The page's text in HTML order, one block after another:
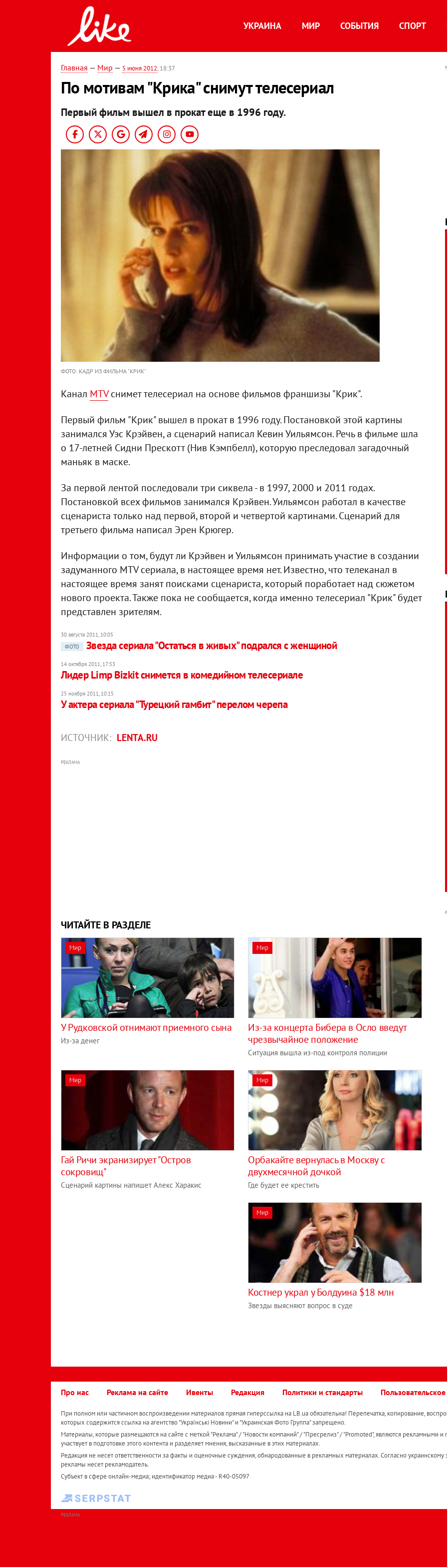
УКРАИНА МИР СОБЫТИЯ СПОРТ
Главная — Мир — 5 июня 2012, 18:37
По мотивам "Крика" снимут телесериал
Первый фильм вышел в прокат еще в 1996 году.
ФОТО: КАДР ИЗ ФИЛЬМА "КРИК"
Канал MTVснимет телесериал на основе фильмов франшизы "Крик".
Первый фильм "Крик" вышел в прокат в 1996 году. Постановкой этой картины
занимался Уэс Крэйвен, а сценарий написал Кевин Уильямсон. Речь в фильме шла
о 17-летней Сидни Прескотт (Нив Кэмпбелл), которую преследовал загадочный
маньяк в маске.
За первой лентой последовали три сиквела - в 1997, 2000 и 2011 годах.
Постановкой всех фильмов занимался Крэйвен. Уильямсон работал в качестве
сценариста только над первой, второй и четвертой картинами. Сценарий для
третьего фильма написал Эрен Крюгер.
Информации о том, будут ли Крэйвен и Уильямсон принимать участие в создании
задуманного MTV сериала, в настоящее время нет. Известно, что телеканал в
настоящее время занят поисками сценариста, который поработает над сюжетом
нового проекта. Также пока не сообщается, когда именно телесериал "Крик" будет
представлен зрителям.
30 августа 2011, 10:05
ФОТО
Звезда сериала "Остаться в живых" подрался с женщиной
14 октября 2011, 17:53
Лидер Limp Bizkit снимется в комедийном телесериале
25 ноября 2011, 10:15
У актера сериала "Турецкий гамбит" перелом черепа
ИСТОЧНИК: LENTA.RU
РЕКЛАМА
ЧИТАЙТЕ В РАЗДЕЛЕ
Мир
У Рудковской отнимают приемного сына
Из-за денег
Мир
Из-за концерта Бибера в Осло введут
чрезвычайное положение
Ситуация вышла из-под контроля полиции
Мир
Гай Ричи экранизирует "Остров
сокровищ"
Сценарий картины напишет Алекс Харакис
Мир
Орбакайте вернулась в Москву с
двухмесячной дочкой
Где будет ее крестить
Мир
Костнер украл у Болдуина $18 млн
Звезды выясняют вопрос в суде
Про нас Реклама на сайте Ивенты Редакция Политики и стандарты
При полном или частичном воспроизведении материалов прямая гиперссылка на LB.ua обязательна! Перепечатка, копирование,
которых содержится ссылка на агентство "Українськi Новини" и "Украинская Фото Группа" запрещено.
Материалы, которые размещаются на сайте с меткой "Реклама" / "Новости компаний" / "Пресрелиз" / "Promoted", являются рекламными и
участвует в подготовке этого контента и разделяет мнения, высказанные в этих материалах.
Редакция не несет ответственности за факты и оценочные суждения, обнародованные в рекламных материалах. Согласно украинскому
рекламы несет рекламодатель.
Субъект в сфере онлайн-медиа; идентификатор медиа - R40-05097
РЕКЛАМА